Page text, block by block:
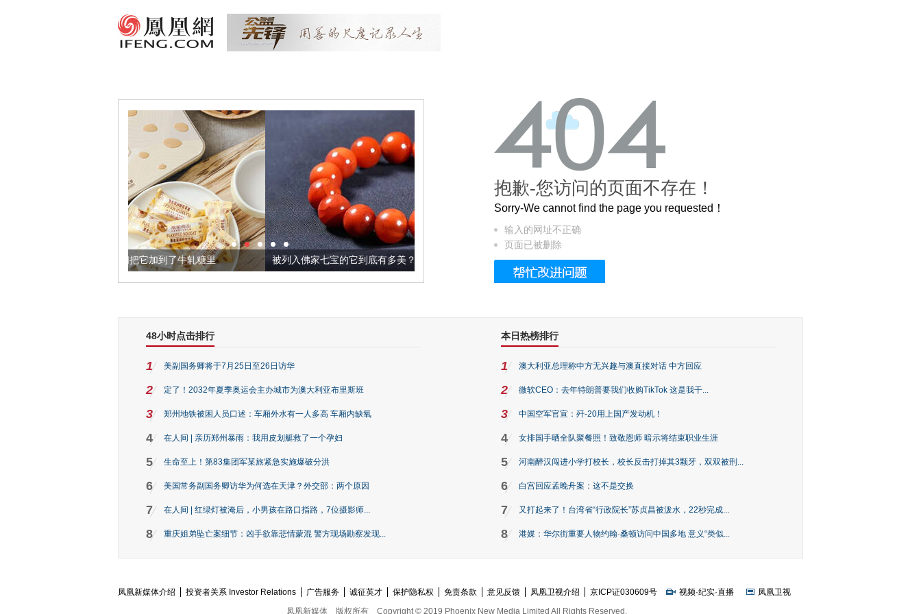
籽，我们把它加到了牛轧糖里 被列入佛家七宝的它到底有多美？ 这个3.2米的长卷，还原了600岁的紫禁城
抱歉-您访问的页面不存在！
Sorry-We cannot find the page you requested！
输入的网址不正确
页面已被删除
48小时点击排行
1 美副国务卿将于7月25日至26日访华
2 定了！2032年夏季奥运会主办城市为澳大利亚布里斯班
3 郑州地铁被困人员口述：车厢外水有一人多高 车厢内缺氧
4 在人间 | 亲历郑州暴雨：我用皮划艇救了一个孕妇
5 生命至上！第83集团军某旅紧急实施爆破分洪
6 美国常务副国务卿访华为何选在天津？外交部：两个原因
7 在人间 | 红绿灯被淹后，小男孩在路口指路，7位摄影师...
8 重庆姐弟坠亡案细节：凶手欲靠悲情蒙混 警方现场勘察发现...
本日热榜排行
1 澳大利亚总理称中方无兴趣与澳直接对话 中方回应
2 微软CEO：去年特朗普要我们收购TikTok 这是我干...
3 中国空军官宣：歼-20用上国产发动机！
4 女排国手晒全队聚餐照！致敬恩师 暗示将结束职业生涯
5 河南醉汉闯进小学打校长，校长反击打掉其3颗牙，双双被刑...
6 白宫回应孟晚舟案：这不是交换
7 又打起来了！台湾省“行政院长”苏贞昌被泼水，22秒完成...
8 港媒：华尔街重要人物约翰·桑顿访问中国多地 意义“类似...
凤凰新媒体介绍 投资者关系 Investor Relations 广告服务 诚征英才 保护隐私权 免责条款 意见反馈 凤凰卫视介绍 京ICP证030609号 视频·纪实·直播
凤凰卫视
凤凰新媒体
版权所有 Copyright © 2019 Phoenix New Media Limited All Rights Reserved.